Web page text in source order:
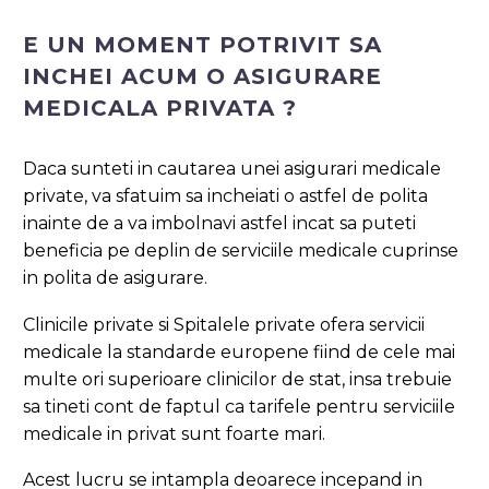
E UN MOMENT POTRIVIT SA
INCHEI ACUM O ASIGURARE
MEDICALA PRIVATA ?
Daca sunteti in cautarea unei asigurari medicale
private, va sfatuim sa incheiati o astfel de polita
inainte de a va imbolnavi astfel incat sa puteti
beneficia pe deplin de serviciile medicale cuprinse
in polita de asigurare.
Clinicile private si Spitalele private ofera servicii
medicale la standarde europene fiind de cele mai
multe ori superioare clinicilor de stat, insa trebuie
sa tineti cont de faptul ca tarifele pentru serviciile
medicale in privat sunt foarte mari.
Acest lucru se intampla deoarece incepand in